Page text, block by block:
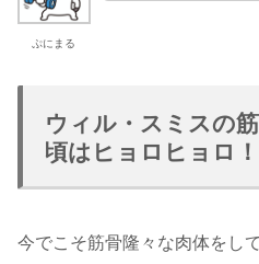
ぷにまる
ウィル・スミスの
頃はヒョロヒョロ！
今でこそ筋骨隆々な肉体をし